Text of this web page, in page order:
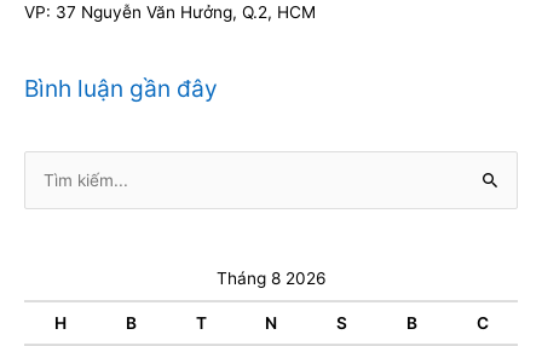
VP: 37 Nguyễn Văn Hưởng, Q.2, HCM
Bình luận gần đây
kiếm:
Tháng 8 2026
H B T N S B C